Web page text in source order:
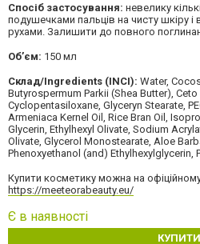
Спосіб застосування: невелику
подушечками пальців на чисту шкіру і
рухами. Залишити до повного
Об’єм: 150 мл
Склад/Ingredients (INCI): Water,
Butyrospermum Parkii (Shea Butter),
Cyclopentasiloxane, Glyceryn Stearate,
Armeniaca Kernel Oil, Rice Bran Oil,
Glycerin, Ethylhexyl Olivate, Sodium
Olivate, Glycerol Monostearate, Aloe
Phenoxyethanol (and) Ethylhexylglycerin,
Купити косметику можна на офіційному
https://meeteorabeauty.eu/
Є в наявності
КУПИТИ